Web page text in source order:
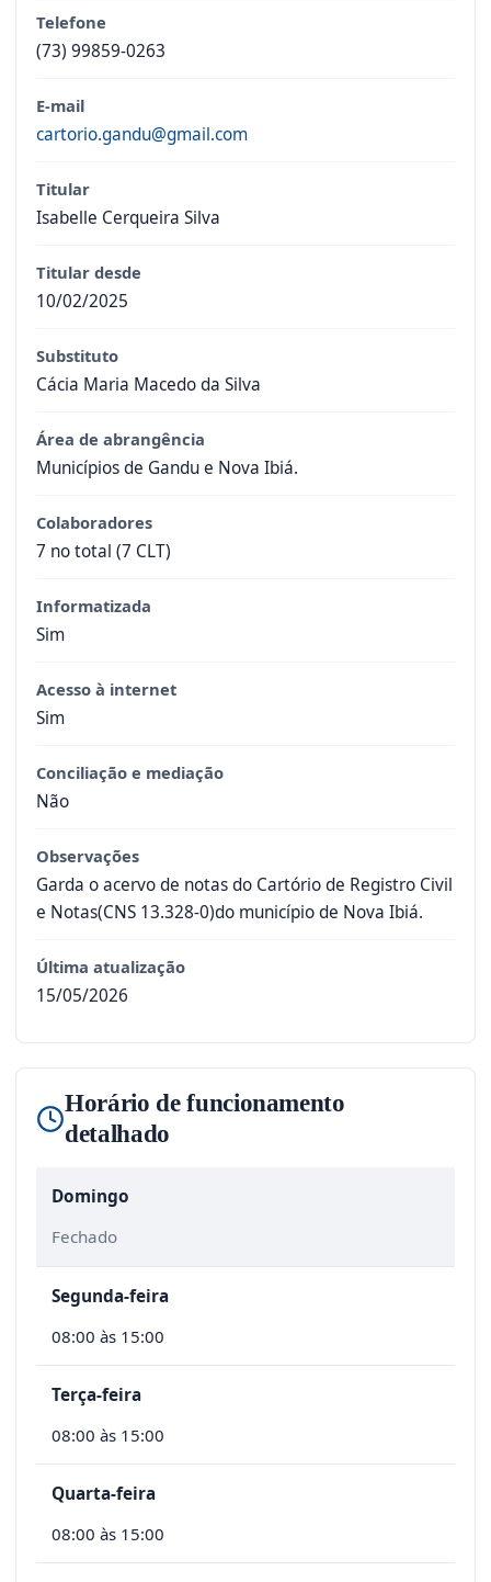
Telefone
(73) 99859-0263
E-mail
cartorio.gandu@gmail.com
Titular
Isabelle Cerqueira Silva
Titular desde
10/02/2025
Substituto
Cácia Maria Macedo da Silva
Área de abrangência
Municípios de Gandu e Nova Ibiá.
Colaboradores
7 no total (7 CLT)
Informatizada
Sim
Acesso à internet
Sim
Conciliação e mediação
Não
Observações
Garda o acervo de notas do Cartório de Registro Civil
e Notas(CNS 13.328-0)do município de Nova Ibiá.
Última atualização
15/05/2026
Horário de funcionamento
detalhado
Domingo
Fechado
Segunda-feira
08:00 às 15:00
Terça-feira
08:00 às 15:00
Quarta-feira
08:00 às 15:00